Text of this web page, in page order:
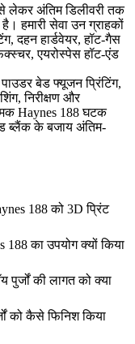
से लेकर अंतिम डिलीवरी तक
हमारी सेवा उन ग्राहकों
दहन हार्डवेयर, हॉट-गैस
एयरोस्पेस हॉट-एंड
पाउडर बेड फ्यूजन प्रिंटिंग,
निरीक्षण और
Haynes 188 घटक
ब्लैंक के बजाय अंतिम-
188 को 3D प्रिंट
188 का उपयोग क्यों किया
पुर्जों की लागत को क्या
को कैसे फिनिश किया